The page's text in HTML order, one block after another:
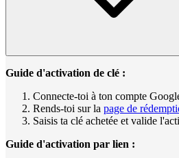
Guide d'activation de clé :
Connecte-toi à ton compte
Rends-toi sur la page de
Saisis ta clé achetée et valide
Guide d'activation par lien :